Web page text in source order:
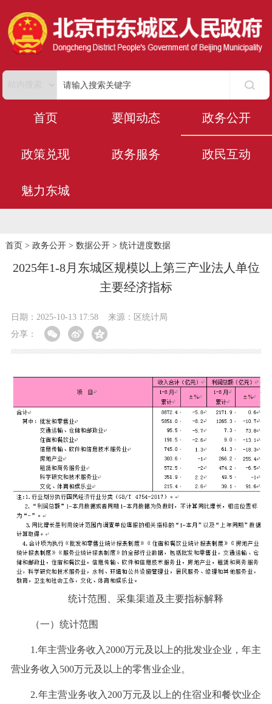
首页 要闻动态 政务公开
政策兑现 政务服务 政民互动
魅力东城
首页 > 政务公开> 数据公开> 统计进度数据
2025年1-8月东城区规模以上第三产业法人单位
主要经济指标
日期：2025-10-13 17:58
来源：区统计局
分享：
统计范围、采集渠道及主要指标解释
（一）统计范围
1.年主营业务收入2000万元及以上的批发业企业，年主
营业务收入500万元及以上的零售业企业。
2.年主营业务收入200万元及以上的住宿业和餐饮业企